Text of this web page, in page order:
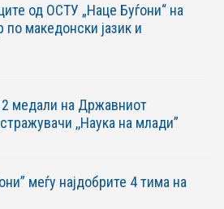
од ОСТУ „Наце Буѓони“ на
по македонски јазик и
медали на Државниот
,,Наука на млади”
меѓу најдобрите 4 тима на